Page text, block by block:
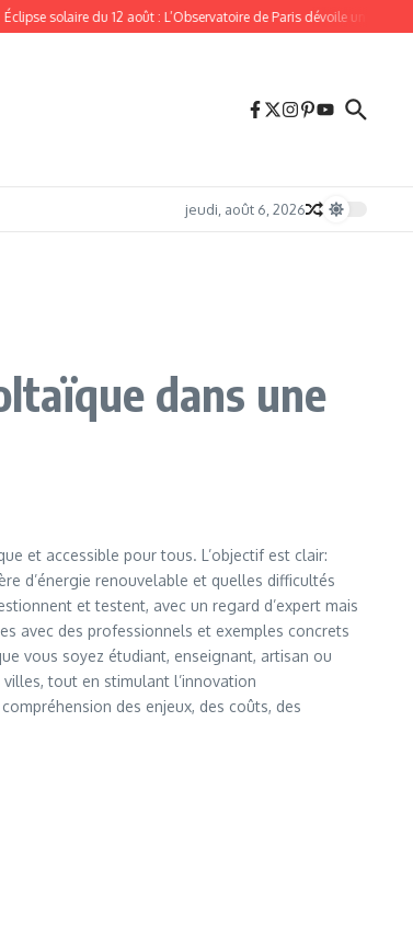
solaire du 12 août : L’Observatoire de Paris dévoile une carte
jeudi, août 6, 2026
dans une
et accessible pour tous. L’objectif est clair:
d’énergie renouvelable et quelles difficultés
et testent, avec un regard d’expert mais
avec des professionnels et exemples concrets
vous soyez étudiant, enseignant, artisan ou
tout en stimulant l’innovation
des enjeux, des coûts, des